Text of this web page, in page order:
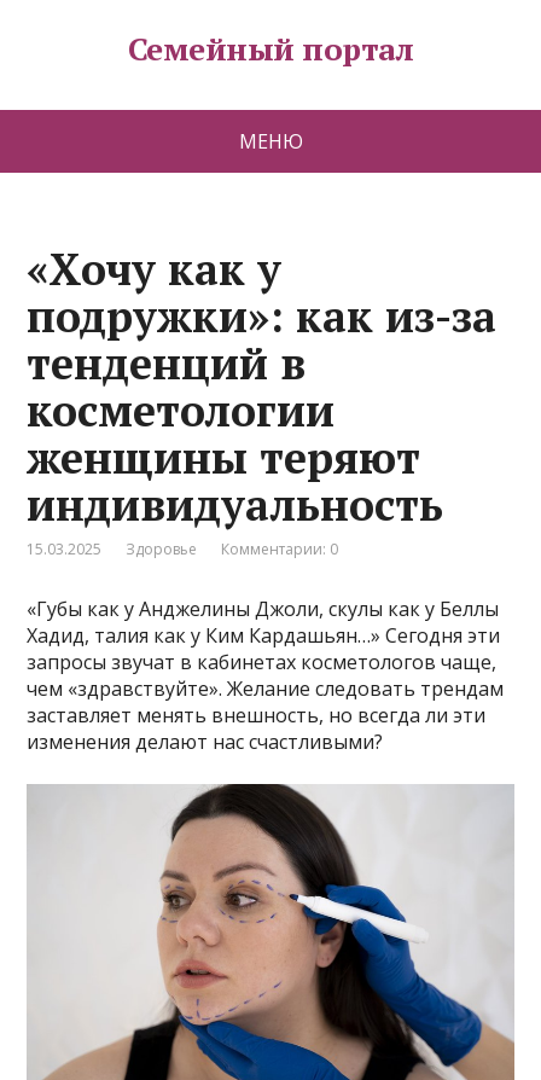
Семейный портал
МЕНЮ
«Хочу как у
подружки»: как из-за
тенденций в
косметологии
женщины теряют
индивидуальность
15.03.2025 Здоровье Комментарии: 0
«Губы как у Анджелины Джоли, скулы как у Беллы
Хадид, талия как у Ким Кардашьян…» Сегодня эти
запросы звучат в кабинетах косметологов чаще,
чем «здравствуйте». Желание следовать трендам
заставляет менять внешность, но всегда ли эти
изменения делают нас счастливыми?